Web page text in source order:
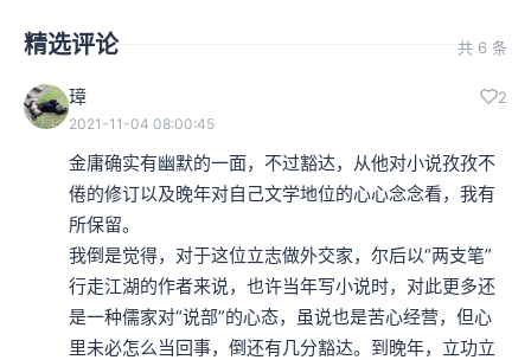
第二个又高又肥，便如是一座铁塔摆在地下，身前放着一
块大石碑，碑上写的是‘先考黄府君诚本之墓 ，这自是一块
么一位前辈高手啊！”
“第三个中等身材，白净脸皮……他手中拿的是一副流星
锤。最右边的是个病夫模样的中年人，衣衫褴褛，咬着一
根旱烟管，双目似睁似闭，嘴里慢慢喷出烟雾，竟是没将
精选评论 共 6 条
璋 2
2021-11-04 08:00:45
金庸确实有幽默的一面，不过豁达，从他对小说孜孜不
倦的修订以及晚年对自己文学地位的心心念念看，我有
所保留。
我倒是觉得，对于这位立志做外交家，尔后以“两支笔”
行走江湖的作者来说，也许当年写小说时，对此更多还
是一种儒家对“说部”的心态，虽说也是苦心经营，但心
里未必怎么当回事，倒还有几分豁达。到晚年，立功立